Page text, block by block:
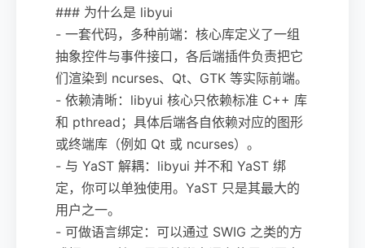
### 为什么是 libyui
- 一套代码，多种前端：核心库定义了一组
抽象控件与事件接口，各后端插件负责把它
们渲染到 ncurses、Qt、GTK 等实际前端。
- 依赖清晰：libyui 核心只依赖标准 C++ 库
和 pthread；具体后端各自依赖对应的图形
或终端库（例如 Qt 或 ncurses）。
- 与 YaST 解耦：libyui 并不和 YaST 绑
定，你可以单独使用。YaST 只是其最大的
用户之一。
- 可做语言绑定：可以通过 SWIG 之类的方